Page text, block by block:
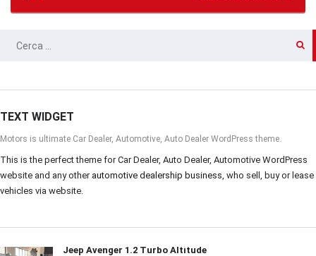
RICERCA
TEXT WIDGET
Motors is ultimate Car Dealer, Automotive, Auto Dealer WordPress theme.
This is the perfect theme for Car Dealer, Auto Dealer, Automotive WordPress
website and any other automotive dealership business, who sell, buy or lease
vehicles via website.
Jeep Avenger 1.2 Turbo Altitude